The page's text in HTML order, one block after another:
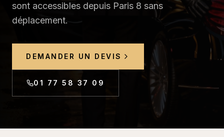
sont accessibles depuis Paris 8 sans
déplacement.
DEMANDER UN DEVIS
01 77 58 37 09